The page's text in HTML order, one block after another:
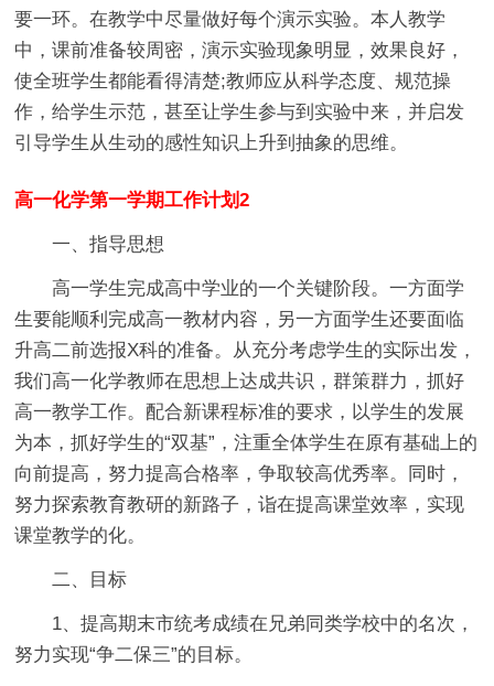
要一环。在教学中尽量做好每个演示实验。本人教学
中，课前准备较周密，演示实验现象明显，效果良好，
使全班学生都能看得清楚;教师应从科学态度、规范操
作，给学生示范，甚至让学生参与到实验中来，并启发
引导学生从生动的感性知识上升到抽象的思维。
高一化学第一学期工作计划2
一、指导思想
高一学生完成高中学业的一个关键阶段。一方面学
生要能顺利完成高一教材内容，另一方面学生还要面临
升高二前选报X科的准备。从充分考虑学生的实际出发，
我们高一化学教师在思想上达成共识，群策群力，抓好
高一教学工作。配合新课程标准的要求，以学生的发展
为本，抓好学生的“双基”，注重全体学生在原有基础上的
向前提高，努力提高合格率，争取较高优秀率。同时，
努力探索教育教研的新路子，诣在提高课堂效率，实现
课堂教学的化。
二、目标
1、提高期末市统考成绩在兄弟同类学校中的名次，
努力实现“争二保三”的目标。